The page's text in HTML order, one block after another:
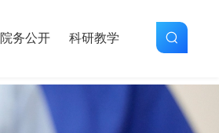
院务公开 科研教学